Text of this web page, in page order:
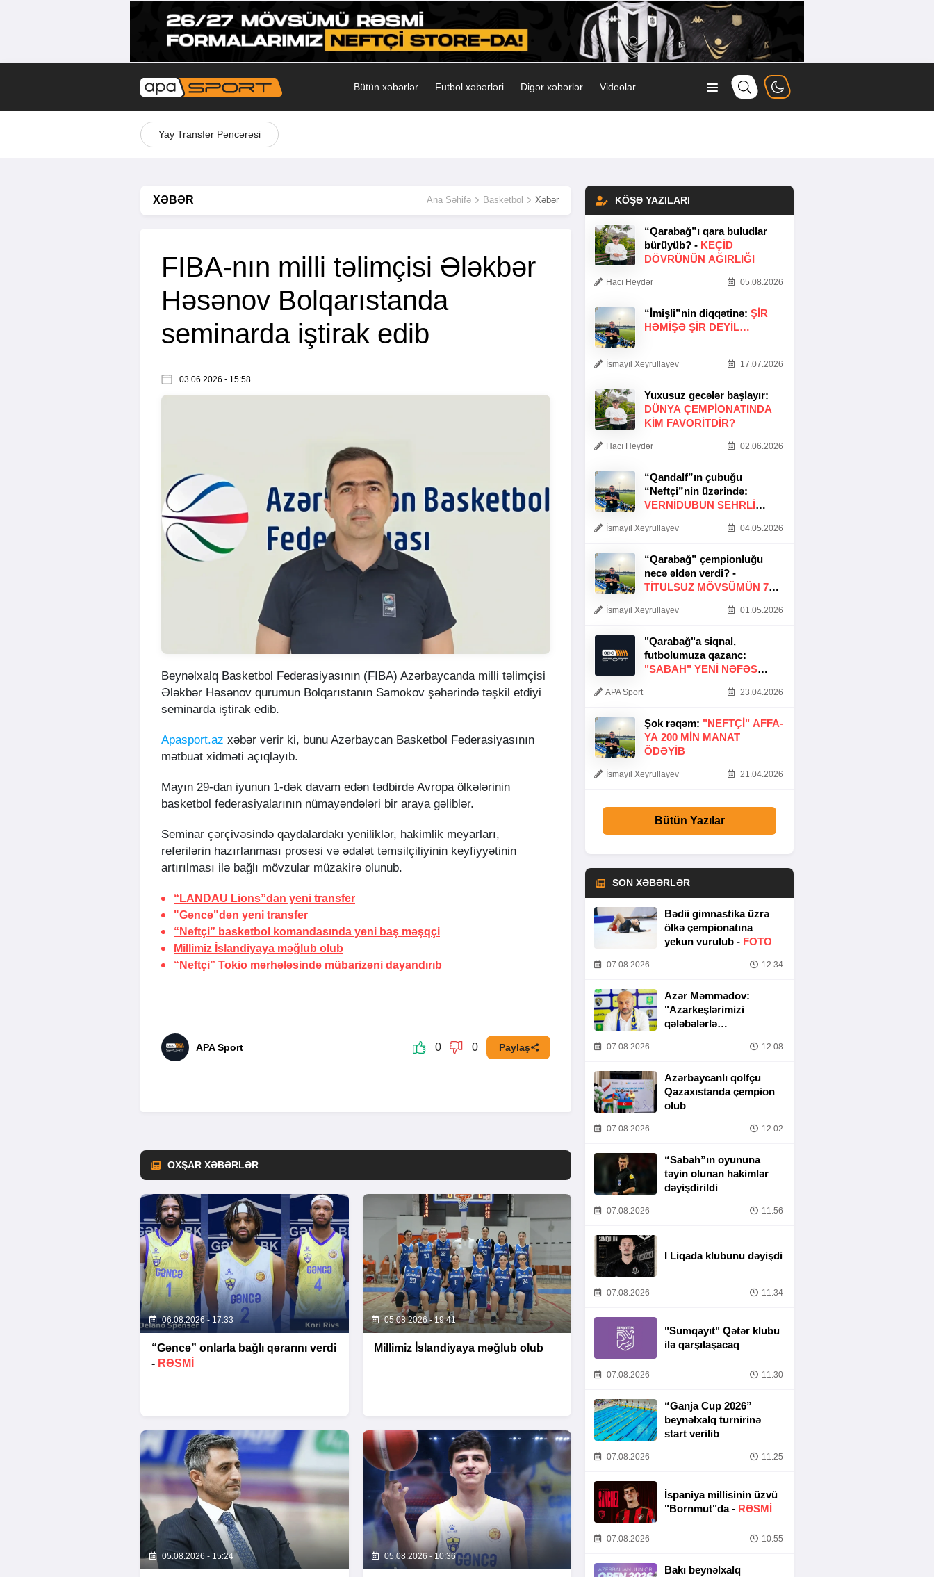
Bütün xəbərlər Futbol xəbərləri Digər xəbərlər Videolar
Yay Transfer Pəncərəsi
XƏBƏR Ana Səhifə Basketbol Xəbər
FIBA-nın milli təlimçisi Ələkbər
Həsənov Bolqarıstanda
seminarda iştirak edib
03.06.2026 - 15:58
Beynəlxalq Basketbol Federasiyasının (FIBA) Azərbaycanda milli təlimçisi
Ələkbər Həsənov qurumun Bolqarıstanın Samokov şəhərində təşkil etdiyi
seminarda iştirak edib.
Apasport.az xəbər verir ki, bunu Azərbaycan Basketbol Federasiyasının
mətbuat xidməti açıqlayıb.
Mayın 29-dan iyunun 1-dək davam edən tədbirdə Avropa ölkələrinin
basketbol federasiyalarının nümayəndələri bir araya gəliblər.
Seminar çərçivəsində qaydalardakı yeniliklər, hakimlik meyarları,
referilərin hazırlanması prosesi və ədalət təmsilçiliyinin keyfiyyətinin
artırılması ilə bağlı mövzular müzakirə olunub.
“LANDAU Lions”dan yeni transfer
"Gəncə"dən yeni transfer
“Neftçi” basketbol komandasında yeni baş məşqçi
Millimiz İslandiyaya məğlub olub
“Neftçi” Tokio mərhələsində mübarizəni dayandırıb
APA Sport 0 0 Paylaş
OXŞAR XƏBƏRLƏR
06.08.2026 - 17:33
“Gəncə” onlarla bağlı qərarını verdi
- RƏSMİ
05.08.2026 - 19:41
Millimiz İslandiyaya məğlub olub
05.08.2026 - 15:24 05.08.2026 - 10:36
KÖŞƏ YAZILARI
“Qarabağ”ı qara buludlar
bürüyüb? - KEÇID
DÖVRÜNÜN AĞIRLIĞI
Hacı Heydər 05.08.2026
“İmişli”nin diqqətinə: ŞIR
HƏMIŞƏ ŞIR DEYIL…
İsmayıl Xeyrullayev 17.07.2026
Yuxusuz gecələr başlayır:
DÜNYA ÇEMPIONATINDA
KIM FAVORITDIR?
Hacı Heydər 02.06.2026
“Qandalf”ın çubuğu
“Neftçi”nin üzərində:
VERNİDUBUN SEHRLİ
İsmayıl Xeyrullayev 04.05.2026
“Qarabağ” çempionluğu
necə əldən verdi? -
TITULSUZ MÖVSÜMÜN 7
İsmayıl Xeyrullayev 01.05.2026
"Qarabağ"a siqnal,
futbolumuza qazanc:
"SABAH" YENI NƏFƏS
APA Sport 23.04.2026
Şok rəqəm: "NEFTÇI" AFFA-
YA 200 MIN MANAT
ÖDƏYIB
İsmayıl Xeyrullayev 21.04.2026
Bütün Yazılar
SON XƏBƏRLƏR
Bədii gimnastika üzrə
ölkə çempionatına
yekun vurulub - FOTO
07.08.2026 12:34
Azər Məmmədov:
"Azarkeşlərimizi
qələbələrlə
07.08.2026 12:08
Azərbaycanlı qolfçu
Qazaxıstanda çempion
olub
07.08.2026 12:02
“Sabah”ın oyununa
təyin olunan hakimlər
dəyişdirildi
07.08.2026 11:56
I Liqada klubunu dəyişdi
07.08.2026 11:34
"Sumqayıt" Qətər klubu
ilə qarşılaşacaq
07.08.2026 11:30
“Ganja Cup 2026”
beynəlxalq turnirinə
start verilib
07.08.2026 11:25
İspaniya millisinin üzvü
"Bornmut"da - RƏSMİ
07.08.2026 10:55
Bakı beynəlxalq